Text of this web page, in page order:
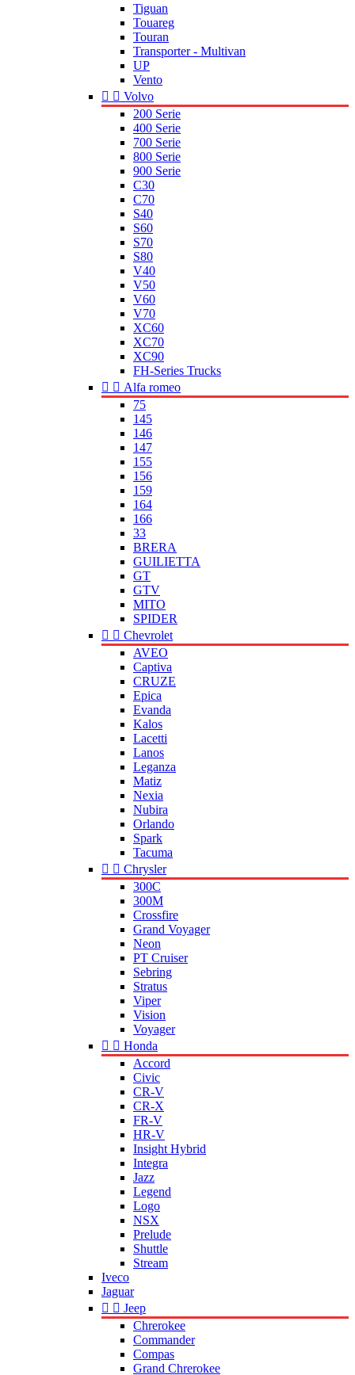
Tiguan
Touareg
Touran
Transporter - Multivan
UP
Vento
  Volvo
200 Serie
400 Serie
700 Serie
800 Serie
900 Serie
C30
C70
S40
S60
S70
S80
V40
V50
V60
V70
XC60
XC70
XC90
FH-Series Trucks
  Alfa romeo
75
145
146
147
155
156
159
164
166
33
BRERA
GUILIETTA
GT
GTV
MITO
SPIDER
  Chevrolet
AVEO
Captiva
CRUZE
Epica
Evanda
Kalos
Lacetti
Lanos
Leganza
Matiz
Nexia
Nubira
Orlando
Spark
Tacuma
  Chrysler
300C
300M
Crossfire
Grand Voyager
Neon
PT Cruiser
Sebring
Stratus
Viper
Vision
Voyager
  Honda
Accord
Civic
CR-V
CR-X
FR-V
HR-V
Insight Hybrid
Integra
Jazz
Legend
Logo
NSX
Prelude
Shuttle
Stream
Iveco
Jaguar
  Jeep
Chrerokee
Commander
Compas
Grand Chrerokee